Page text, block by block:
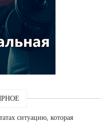
ситуацию, которая